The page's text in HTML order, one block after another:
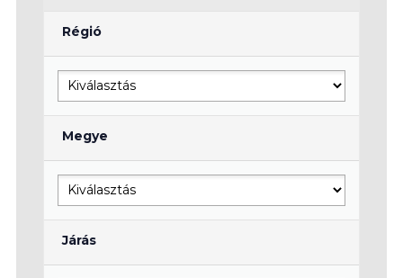
Régió
Megye
Járás